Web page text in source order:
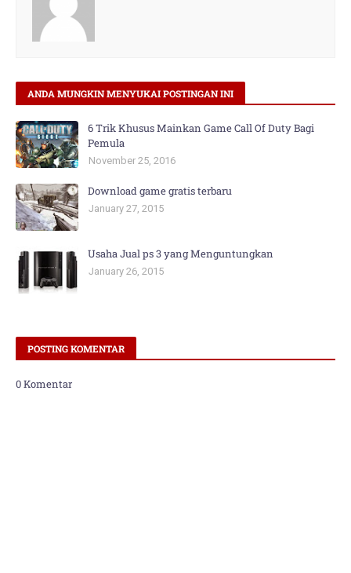
ANDA MUNGKIN MENYUKAI POSTINGAN INI
6 Trik Khusus Mainkan Game Call Of Duty Bagi
Pemula
November 25, 2016
Download game gratis terbaru
January 27, 2015
Usaha Jual ps 3 yang Menguntungkan
January 26, 2015
POSTING KOMENTAR
0 Komentar